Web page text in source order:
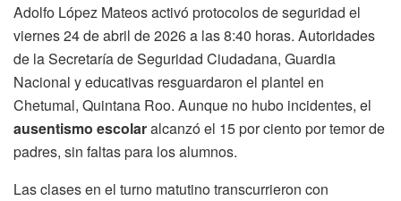
Adolfo López Mateos activó protocolos de seguridad el
viernes 24 de abril de 2026 a las 8:40 horas. Autoridades
de la Secretaría de Seguridad Ciudadana, Guardia
Nacional y educativas resguardaron el plantel en
Chetumal, Quintana Roo. Aunque no hubo incidentes, el
ausentismo escolaralcanzó el 15 por ciento por temor de
padres, sin faltas para los alumnos.
Las clases en el turno matutino transcurrieron con